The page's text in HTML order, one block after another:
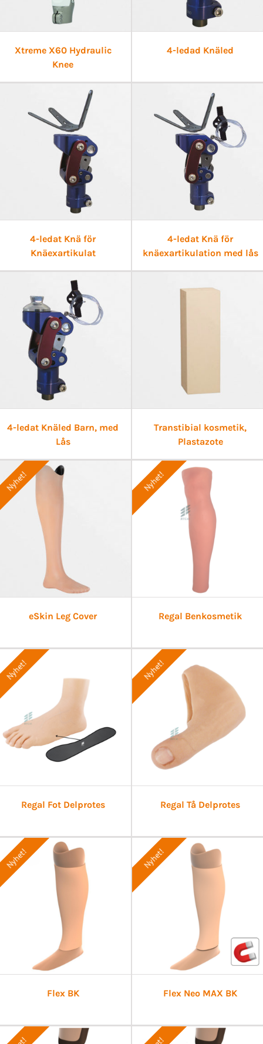
Xtreme X60 Hydraulic
Knee
4-ledad Knäled
4-ledat Knä för
Knäexartikulat
4-ledat Knä för
knäexartikulation med lås
4-ledat Knäled Barn, med
Lås
Transtibial kosmetik,
Plastazote
Nyhet!
eSkin Leg Cover
Nyhet!
Regal Benkosmetik
Nyhet!
Regal Fot Delprotes
Nyhet!
Regal Tå Delprotes
Nyhet!
Flex BK
Nyhet!
Flex Neo MAX BK